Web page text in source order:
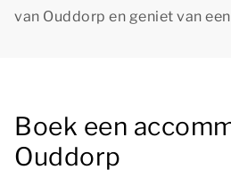
van Ouddorp en geniet van
Boek een
Ouddorp